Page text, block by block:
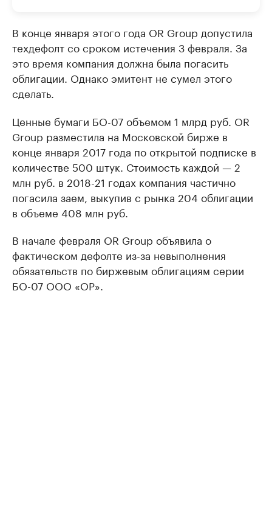
В конце января этого года OR Group допустила
техдефолт со сроком истечения 3 февраля. За
это время компания должна была погасить
облигации. Однако эмитент не сумел этого
сделать.
Ценные бумаги БО-07 объемом 1 млрд руб. OR
Group разместила на Московской бирже в
конце января 2017 года по открытой подписке в
количестве 500 штук. Стоимость каждой — 2
млн руб. в 2018-21 годах компания частично
погасила заем, выкупив с рынка 204 облигации
в объеме 408 млн руб.
В начале февраля OR Group объявила о
фактическом дефолте из-за невыполнения
обязательств по биржевым облигациям серии
БО-07 ООО «ОР».